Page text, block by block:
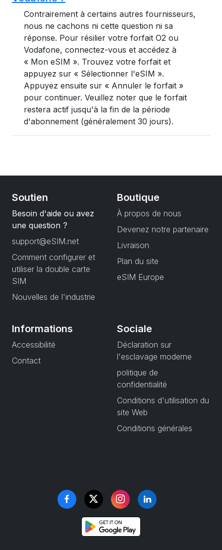
Contrairement à certains autres fournisseurs,
nous ne cachons ni cette question ni sa
réponse. Pour résilier votre forfait O2 ou
Vodafone, connectez-vous et accédez à
« Mon eSIM ». Trouvez votre forfait et
appuyez sur « Sélectionner l'eSIM ».
Appuyez ensuite sur « Annuler le forfait »
pour continuer. Veuillez noter que le forfait
restera actif jusqu'à la fin de la période
d'abonnement (généralement 30 jours).
Soutien
Besoin d'aide ou avez
une question ?
support@eSIM.net
Comment configurer et
utiliser la double carte
SIM
Nouvelles de l'industrie
Boutique
À propos de nous
Devenez notre partenaire
Livraison
Plan du site
eSIM Europe
Informations
Accessibilité
Contact
Sociale
Déclaration sur
l'esclavage moderne
politique de
confidentialité
Conditions d'utilisation du
site Web
Conditions générales